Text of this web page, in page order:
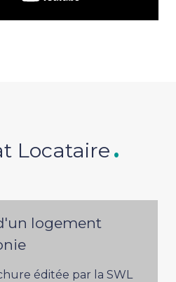
Locataire
logement
éditée par la SWL